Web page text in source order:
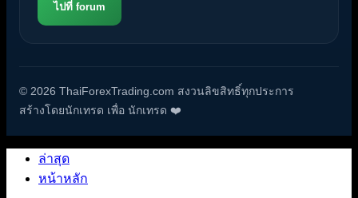
ไปที่ forum
© 2026 ThaiForexTrading.com สงวนลิขสิทธิ์ทุกประการ
สร้างโดยนักเทรด เพื่อ นักเทรด ❤️
ล่าสุด
หน้าหลัก